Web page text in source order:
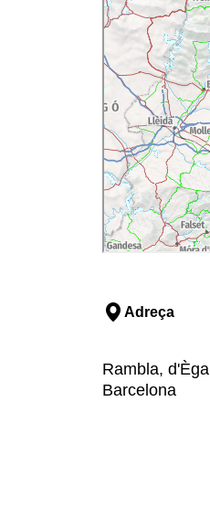
Adreça
Rambla,
Barcelona